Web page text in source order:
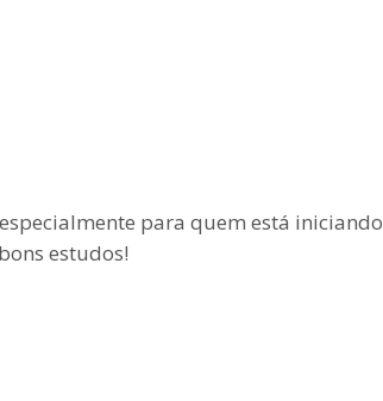
para quem está iniciando
estudos!